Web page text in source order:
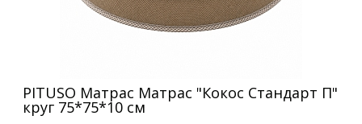
PITUSO Матрас Матрас "Кокос Стандарт П"
круг 75*75*10 см